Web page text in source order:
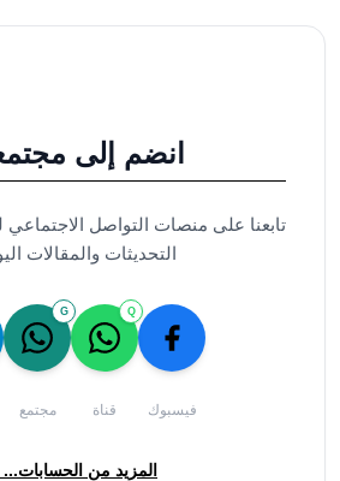
انضم إلى
تابعنا على منصات التواصل
التحديثات والمقالات
Q
G
فيسبوك قناة مجتمع
المزيد من الحسابات...